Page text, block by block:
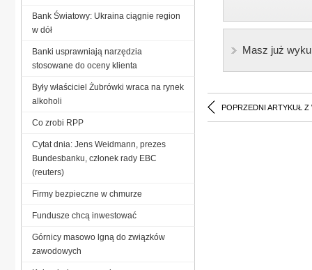
Masz już
POPRZEDNI ARTYKUŁ Z
Bank Światowy: Ukraina ciągnie region
w dół
Banki usprawniają narzędzia
stosowane do oceny klienta
Były właściciel Żubrówki wraca na rynek
alkoholi
Co zrobi RPP
Cytat dnia: Jens Weidmann, prezes
Bundesbanku, członek rady EBC
(reuters)
Firmy bezpieczne w chmurze
Fundusze chcą inwestować
Górnicy masowo lgną do związków
zawodowych